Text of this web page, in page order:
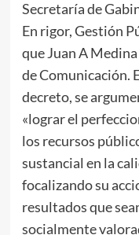
Secretaría de
En rigor, Gestión
que Juan A
de Comunicación.
decreto, se
«lograr el
los recursos
sustancial en la
focalizando su
resultados que
socialmente